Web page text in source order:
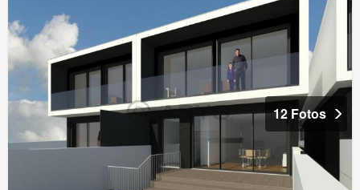
12 Fotos